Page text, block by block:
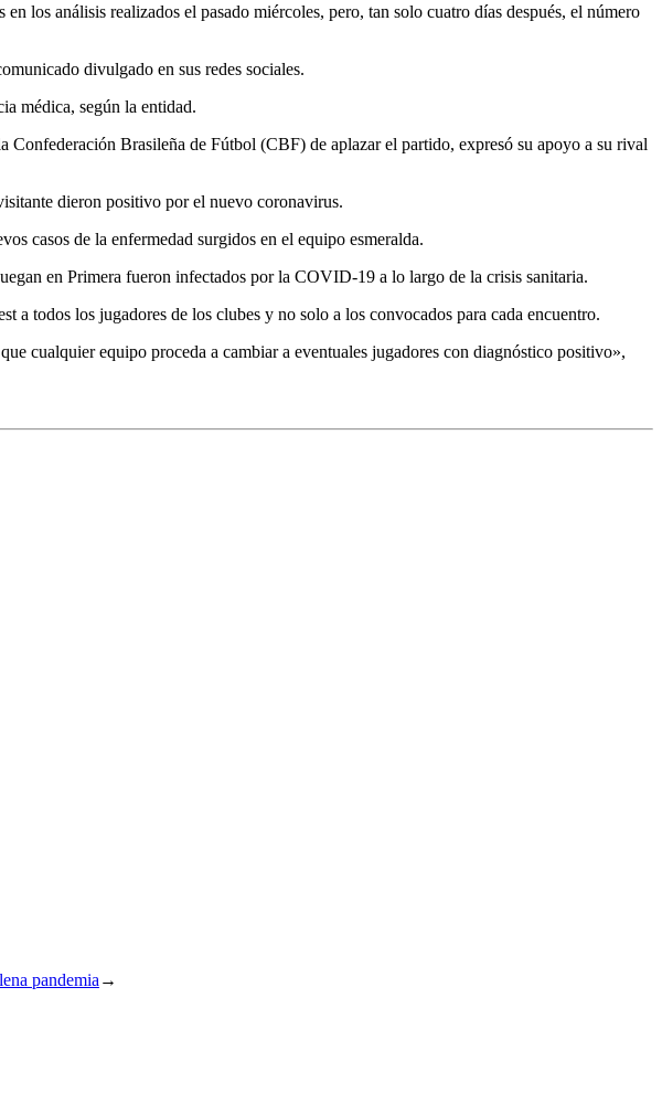
los análisis realizados el pasado miércoles, pero, tan solo cuatro días después, el número
divulgado en sus redes sociales.
médica, según la entidad.
Confederación Brasileña de Fútbol (CBF) de aplazar el partido, expresó su apoyo a su rival
dieron positivo por el nuevo coronavirus.
casos de la enfermedad surgidos en el equipo esmeralda.
en Primera fueron infectados por la COVID-19 a lo largo de la crisis sanitaria.
todos los jugadores de los clubes y no solo a los convocados para cada encuentro.
cualquier equipo proceda a cambiar a eventuales jugadores con diagnóstico positivo»,
pandemia→